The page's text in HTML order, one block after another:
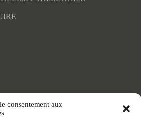
consentement aux